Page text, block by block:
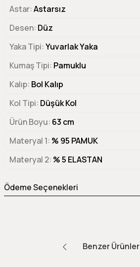
Astar Astarsız
Desen Düz
Yaka Tipi Yuvarlak Yaka
Kumaş Tipi Pamuklu
Kalıp Bol Kalıp
Kol Tipi Düşük Kol
Ürün Boyu 63 cm
Materyal 1 % 95 PAMUK
Materyal 2 % 5 ELASTAN
Ödeme Seçenekleri
Benzer Ürünler